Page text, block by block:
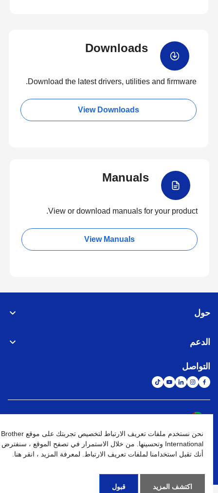
Downloads
Download the latest drivers, utilities and firmware.
View Downloads
Manuals
View or download manuals for your product.
View Manuals
حول
الدعم
التواصل
نهج الخصوصية شروط الإستخدام خريطة الموقع الإنتقال إلى الموقع العالمي
نحن نستخدم ملفات تعريف الارتباط لتخصيص تجربتك على موقع Brother
International وتحسينها. من خلال الاستمرار في تصفح الموقع ، سنفترض
أنك تقبل استخدامنا لملفات تعريف الارتباط. لمعرفة المزيد ، انقر هنا.
اكتشف المزيد قبول